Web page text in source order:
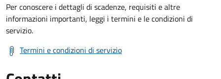
Per conoscere i dettagli di scadenze, requisiti e altre
informazioni importanti, leggi i termini e le condizioni di
servizio.
Termini e condizioni di servizio